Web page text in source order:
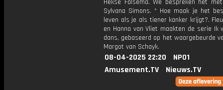
Hekse Falsema. We bespreken het
Sylvana Simons. * Hoe maak je het
leven als je als tiener kanker krijgt?.
en Hanna van Vliet maakten de serie Ik
dans, gebaseerd op het waargebeurde
Margot van Schayk.
08-04-2025 22:20
NPO1
Amusement.TV
Nieuws.TV